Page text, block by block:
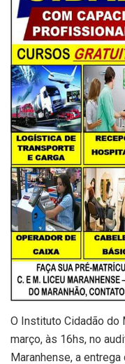
O Instituto Cidadão do
março, às 16hs, no
Maranhense, a